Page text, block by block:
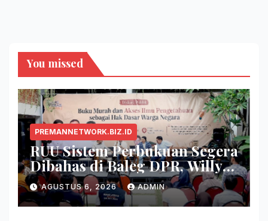
You missed
PREMANNETWORK.BIZ.ID
RUU Sistem Perbukuan Segera
Dibahas di Baleg DPR, Willy
Aditya: Buku Itu Makanan
Otak
AGUSTUS 6, 2026 ADMIN